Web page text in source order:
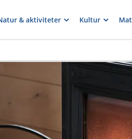
& aktiviteter Kultur